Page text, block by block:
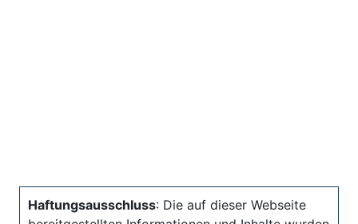
Haftungsausschluss: Die auf dieser Webseite